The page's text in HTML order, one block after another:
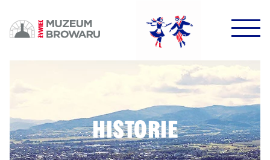
DOWODZIKI DO KONTROLI!
HISTORIE